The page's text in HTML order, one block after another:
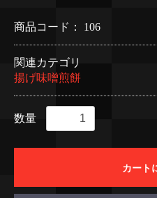
商品コード： 106
関連カテゴリ
揚げ味噌煎餅
数量
カート